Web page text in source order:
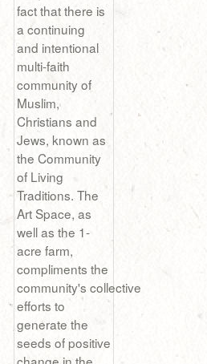
fact that there is
a continuing
and intentional
multi-faith
community of
Muslim,
Christians and
Jews, known as
the Community
of Living
Traditions. The
Art Space, as
well as the 1-
acre farm,
compliments the
community's collective
efforts to
generate the
seeds of positive